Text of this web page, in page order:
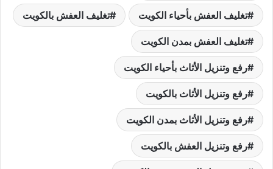
تغليف العفش بأحياء الكويت تغليف العفش بالكويت
تغليف العفش بمدن الكويت
رفع وتنزيل الأثاث بأحياء الكويت
رفع وتنزيل الأثاث بالكويت
رفع وتنزيل الأثاث بمدن الكويت
رفع وتنزيل العفش بالكويت